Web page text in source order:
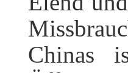
Chinas